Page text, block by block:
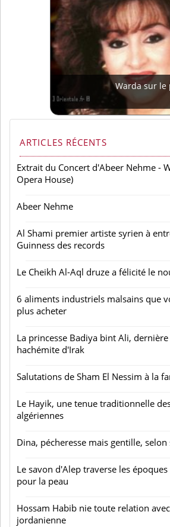
Warda sur le
ARTICLES RÉCENTS
Extrait du Concert d'Abeer Nehme -
Opera House)
Abeer Nehme
Al Shami premier artiste syrien à
Guinness des records
Le Cheikh Al-Aql druze a félicité le
6 aliments industriels malsains que
plus acheter
La princesse Badiya bint Ali,
hachémite d'Irak
Salutations de Sham El Nessim à la
Le Hayik, une tenue traditionnelle
algériennes
Dina, pécheresse mais gentille,
Le savon d'Alep traverse les
pour la peau
Hossam Habib nie toute relation
jordanienne